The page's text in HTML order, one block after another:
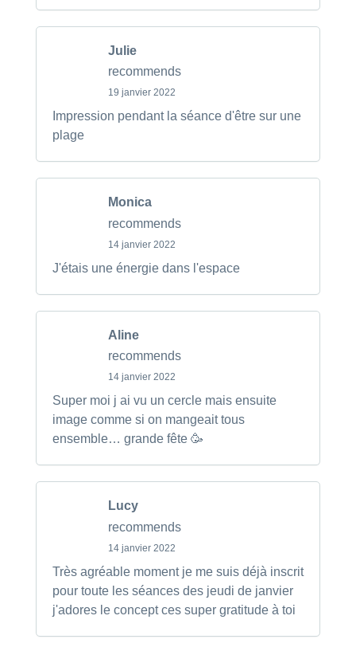
Julie
recommends
19 janvier 2022
Impression pendant la séance d'être sur une
plage
Monica
recommends
14 janvier 2022
J'étais une énergie dans l'espace
Aline
recommends
14 janvier 2022
Super moi j ai vu un cercle mais ensuite
image comme si on mangeait tous
ensemble… grande fête 🥳
Lucy
recommends
14 janvier 2022
Très agréable moment je me suis déjà inscrit
pour toute les séances des jeudi de janvier
j'adores le concept ces super gratitude à toi